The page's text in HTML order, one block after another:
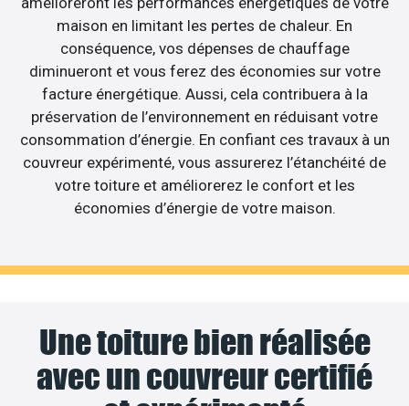
maison en limitant les pertes de chaleur. En
conséquence, vos dépenses de chauffage
diminueront et vous ferez des économies sur votre
facture énergétique. Aussi, cela contribuera à la
préservation de l’environnement en réduisant votre
consommation d’énergie. En confiant ces travaux à un
couvreur expérimenté, vous assurerez l’étanchéité de
votre toiture et améliorerez le confort et les
économies d’énergie de votre maison.
Une toiture bien réalisée
avec un couvreur certifié